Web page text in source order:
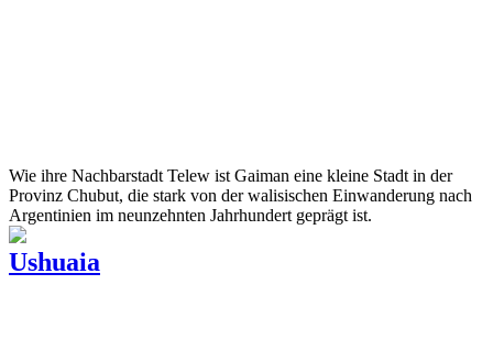
Wie ihre Nachbarstadt Telew ist Gaiman eine kleine Stadt in der
Provinz Chubut, die stark von der walisischen Einwanderung nach
Argentinien im neunzehnten Jahrhundert geprägt ist.
Ushuaia